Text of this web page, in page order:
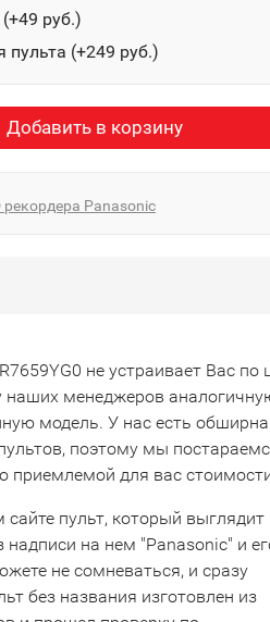
49 руб.)
пульта (+249 руб.)
Добавить в корзину
рекордера Panasonic
не устраивает Вас по
наших менеджеров
модель. У нас есть
поэтому мы
приемлемой для вас
пульт, который выглядит
надписи на нем "Panasonic" и
не сомневаться, и сразу
без названия изготовлен из